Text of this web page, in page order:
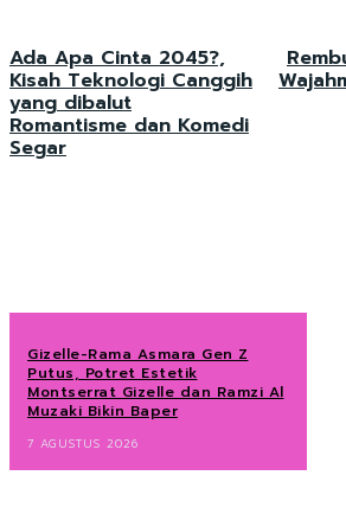
Ada Apa Cinta 2045?,
Kisah Teknologi Canggih
yang dibalut
Romantisme dan Komedi
Segar
Gizelle-Rama Asmara Gen Z
Putus, Potret Estetik
Montserrat Gizelle dan Ramzi Al
Muzaki Bikin Baper
7 AGUSTUS 2026